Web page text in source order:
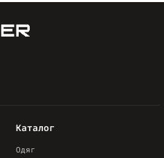
Каталог
Одяг